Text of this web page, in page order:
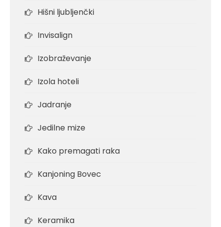
Hišni ljubljenčki
Invisalign
Izobraževanje
Izola hoteli
Jadranje
Jedilne mize
Kako premagati raka
Kanjoning Bovec
Kava
Keramika